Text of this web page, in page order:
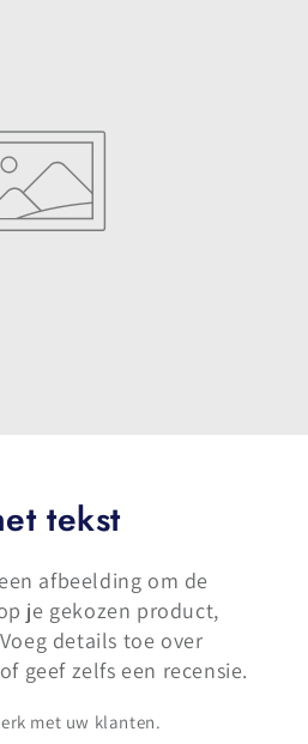
tekst
afbeelding om de
je gekozen product,
details toe over
geef zelfs een recensie.
met uw klanten.